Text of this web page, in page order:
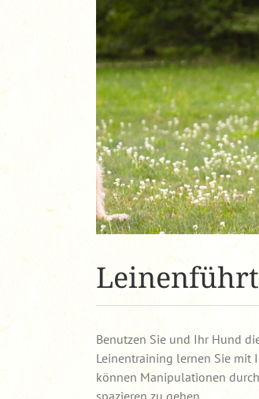
Benutzen Sie und Ihr Hund
Leinentraining lernen Sie mit
können Manipulationen